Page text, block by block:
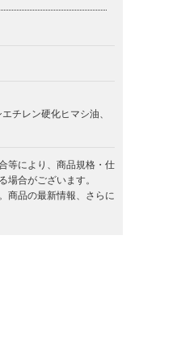
チレン硬化ヒマシ油、
等により、商品規格・仕
合がございます。
商品の最新情報、さらに